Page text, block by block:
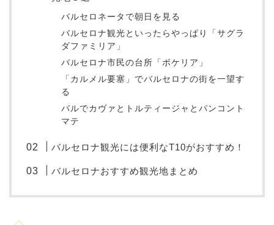
バルセロネータで朝日を見る
バルセロナ観光といったらやっぱり「サグラ
ダファミリア」
バルセロナ市民の台所「ボケリア」
「カルメル要塞」でバルセロナの街を一望す
る
バルでカヴァとトルティージャとパンコント
マテ
バルセロナ観光には便利なT10がおすすめ！
バルセロナおすすめ観光地まとめ